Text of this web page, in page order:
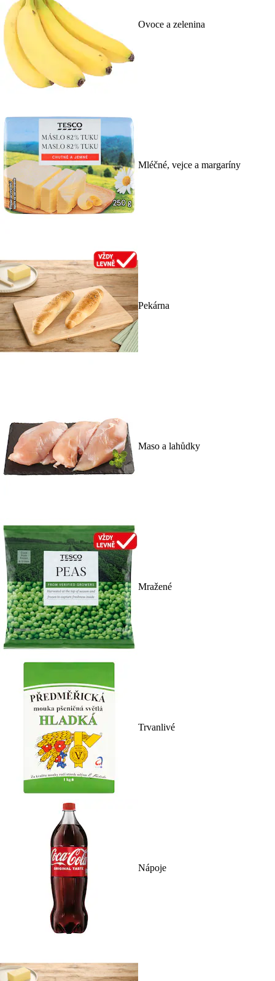
Ovoce a zelenina
Mléčné, vejce a margaríny
Pekárna
Maso a lahůdky
Mražené
Trvanlivé
Nápoje